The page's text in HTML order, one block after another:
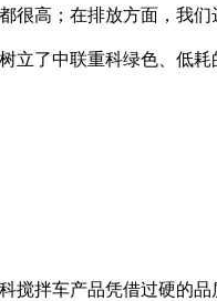
很高；在排放方面，我们
立了中联重科绿色、低耗
拌车产品凭借过硬的品